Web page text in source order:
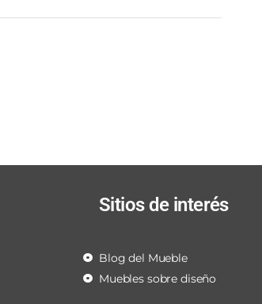
Sitios de interés
Blog del Mueble
Muebles sobre diseño